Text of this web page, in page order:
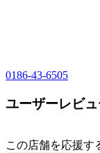
0186-43-6505
ユーザーレビュ
この店舗を応援す